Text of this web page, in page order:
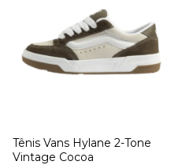
Tênis Vans Hylane 2-Tone
Vintage Cocoa